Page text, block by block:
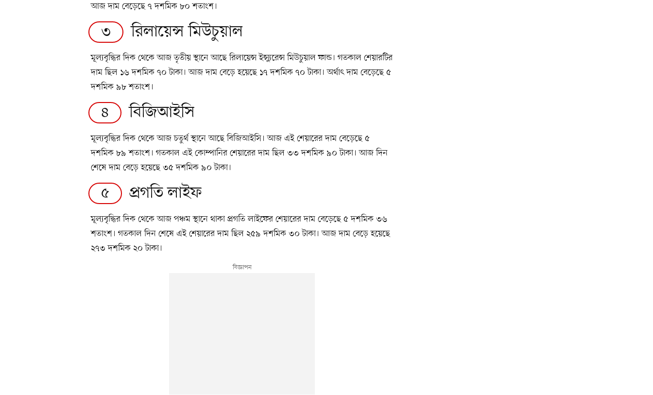
আজ দাম বেড়েছে ৭ দশমিক ৮০ শতাংশ।
৩ রিলায়েন্স মিউচুয়াল
মূল্যবৃদ্ধির দিক থেকে আজ তৃতীয় স্থানে আছে রিলায়েন্স ইন্স্যুরেন্স মিউচুয়াল ফান্ড। গতকাল শেয়ারটির
দাম ছিল ১৬ দশমিক ৭০ টাকা। আজ দাম বেড়ে হয়েছে ১৭ দশমিক ৭০ টাকা। অর্থাৎ দাম বেড়েছে ৫
দশমিক ৯৮ শতাংশ।
৪ বিজিআইসি
মূল্যবৃদ্ধির দিক থেকে আজ চতুর্থ স্থানে আছে বিজিআইসি। আজ এই শেয়ারের দাম বেড়েছে ৫
দশমিক ৮৯ শতাংশ। গতকাল এই কোম্পানির শেয়ারের দাম ছিল ৩৩ দশমিক ৯০ টাকা। আজ দিন
শেষে দাম বেড়ে হয়েছে ৩৫ দশমিক ৯০ টাকা।
৫ প্রগতি লাইফ
মূল্যবৃদ্ধির দিক থেকে আজ পঞ্চম স্থানে থাকা প্রগতি লাইফের শেয়ারের দাম বেড়েছে ৫ দশমিক ৩৬
শতাংশ। গতকাল দিন শেষে এই শেয়ারের দাম ছিল ২৫৯ দশমিক ৩০ টাকা। আজ দাম বেড়ে হয়েছে
২৭৩ দশমিক ২০ টাকা।